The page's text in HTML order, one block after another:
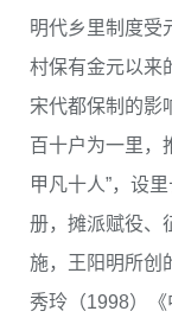
明代乡里制度受
村保有金元以来
宋代都保制的影
百十户为一里，
甲凡十人”，设
册，摊派赋役、
施，王阳明所创
秀玲（1998）